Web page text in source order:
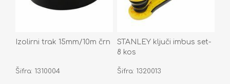
Izolirni trak 15mm/10m črn
Šifra: 1310004
STANLEY ključi imbus set-
8 kos
Šifra: 1320013